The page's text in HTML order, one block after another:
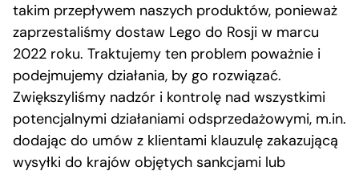
takim przepływem naszych produktów, ponieważ
zaprzestaliśmy dostaw Lego do Rosji w marcu
2022 roku. Traktujemy ten problem poważnie i
podejmujemy działania, by go rozwiązać.
Zwiększyliśmy nadzór i kontrolę nad wszystkimi
potencjalnymi działaniami odsprzedażowymi, m.in.
dodając do umów z klientami klauzulę zakazującą
wysyłki do krajów objętych sankcjami lub